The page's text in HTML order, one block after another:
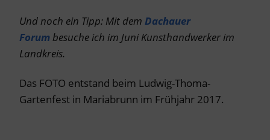
Und noch ein Tipp: Mit dem Dachauer
Forumbesuche ich im Juni Kunsthandwerker im
Landkreis.
Das FOTO entstand beim Ludwig-Thoma-
Gartenfest in Mariabrunn im Frühjahr 2017.